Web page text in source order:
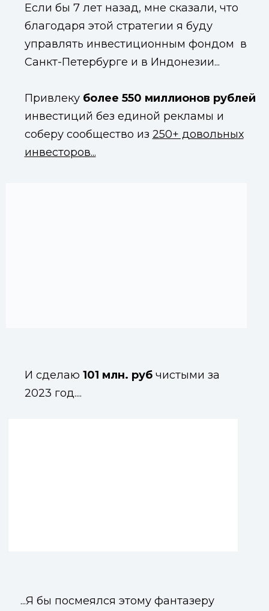
И сделаю 101 млн. рубчистыми за
2023 год....
...Я бы посмеялся этому фантазеру
Если бы 7 лет назад, мне сказали, что
благодаря этой стратегии я буду
управлять инвестиционным фондом в
Санкт-Петербурге и в Индонезии...
Привлеку более 550 миллионов рублей
инвестиций без единой рекламы и
соберу сообщество из 250+ довольных
инвесторов...